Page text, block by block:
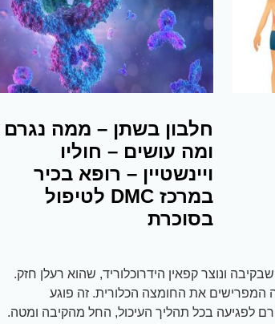
חלבון בשתן – ממה נגרם
ומה עושים – חוליו
ויינשטיין – רופא בכיר
במרכז DMC לטיפול
בסוכרת
ונוצר קפאין הידרוכלוריד, שהוא רעלן חזק.
המפרישים את החומצה הכלורית. זה פוגע
לפגיעה בכל תהליך העיכול, החל מהקיבה ומטה.